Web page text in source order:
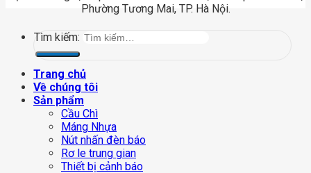
Phường Tương Mai, TP. Hà Nội.
Tìm kiếm:
Trang chủ
Về chúng tôi
Sản phẩm
Cầu Chì
Máng Nhựa
Nút nhấn đèn báo
Rơ le trung gian
Thiết bị cảnh báo